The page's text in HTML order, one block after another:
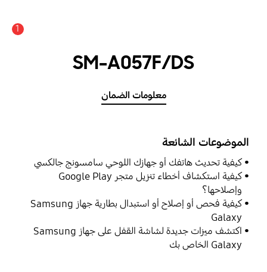
1
SM-A057F/DS
معلومات الضمان
الموضوعات الشائعة
كيفية تحديث هاتفك أو جهازك اللوحي سامسونج جالكسي
كيفية استكشاف أخطاء تنزيل متجر Google Play
وإصلاحها؟
كيفية فحص أو إصلاح أو استبدال بطارية جهاز Samsung
Galaxy
اكتشف ميزات جديدة لشاشة القفل على جهاز Samsung
Galaxy الخاص بك